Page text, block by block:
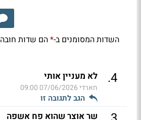
השדות המסומנים ב-*הם שדות חובה
4
. לא מעניין אותי
חארדי07/06/2026 09:00
הגב לתגובה זו
שר אוצר שהוא פח אשפה